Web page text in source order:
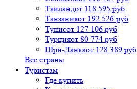
Таиландот 118 595 руб
Танзанияот 192 526 руб
Тунисот 127 106 руб
Турцияот 80 774 руб
Шри-Ланкаот 128 389 руб
Все страны
Туристам
Где купить